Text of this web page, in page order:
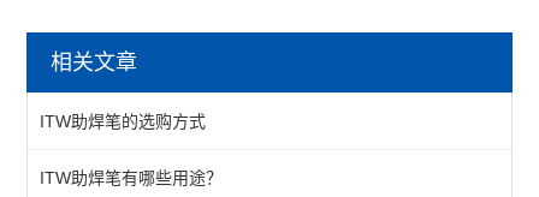
助焊笔CW8100
松香型助焊笔CW8200
涂层笔CW3300G
相关文章
ITW助焊笔的选购方式
ITW助焊笔有哪些用途？